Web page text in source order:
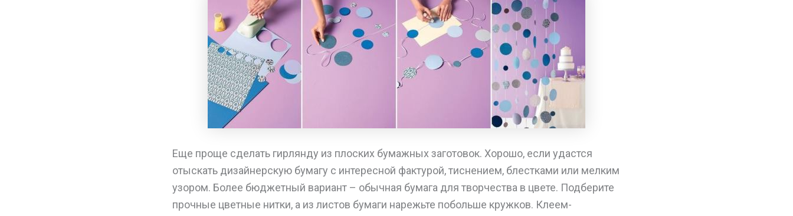
Еще проще сделать гирлянду из плоских бумажных заготовок. Хорошо, если удастся
отыскать дизайнерскую бумагу с интересной фактурой, тиснением, блестками или мелким
узором. Более бюджетный вариант – обычная бумага для творчества в цвете. Подберите
прочные цветные нитки, а из листов бумаги нарежьте побольше кружков. Клеем-